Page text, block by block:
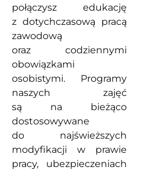
połączysz edukację
z dotychczasową pracą
zawodową
oraz codziennymi
obowiązkami
osobistymi. Programy
naszych zajęć
są na bieżąco
dostosowywane
do najświeższych
modyfikacji w prawie
pracy, ubezpieczeniach